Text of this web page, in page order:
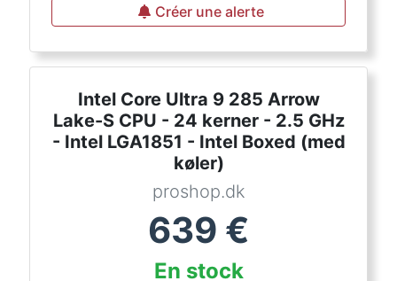
Créer une alerte
Intel Core Ultra 9 285 Arrow
Lake-S CPU - 24 kerner - 2.5 GHz
- Intel LGA1851 - Intel Boxed (med
køler)
proshop.dk
639 €
En stock